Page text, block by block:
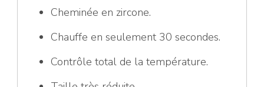
Cheminée en zircone.
Chauffe en seulement 30 secondes.
Contrôle total de la température.